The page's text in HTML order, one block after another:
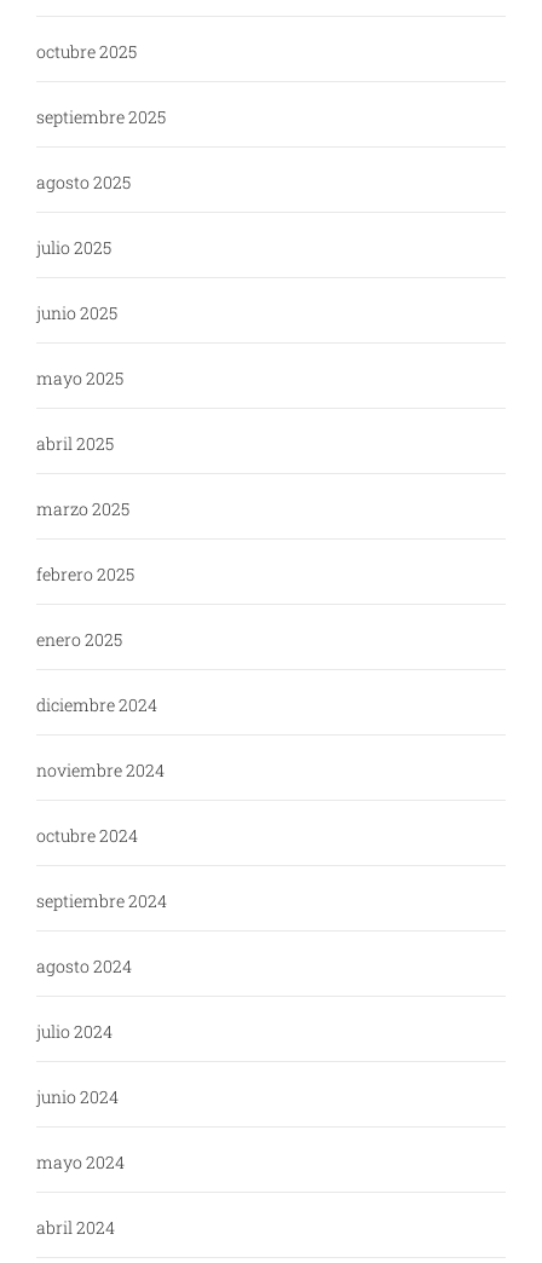
octubre 2025
septiembre 2025
agosto 2025
julio 2025
junio 2025
mayo 2025
abril 2025
marzo 2025
febrero 2025
enero 2025
diciembre 2024
noviembre 2024
octubre 2024
septiembre 2024
agosto 2024
julio 2024
junio 2024
mayo 2024
abril 2024